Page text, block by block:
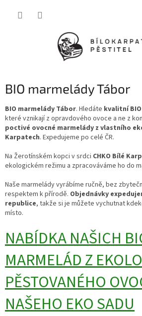
BIO marmelády Tábor
BIO marmelády Tábor. Hledáte kvalitní
které vznikají z opravdového ovoce a ne z
poctivé ovocné marmelády z vlastního
Karpatech. Expedujeme po celé ČR.
Na Žerotínském kopci v srdci CHKO Bílé
ekologickém režimu a zpracováváme ho do
Naše marmelády vyrábíme ručně, bez
respektem k přírodě. Objednávky
republice, takže si je můžete vychutnat
místo.
NABÍDKA NAŠICH
MARMELÁD Z
PĚSTOVANÉHO
NAŠEHO EKO SADU